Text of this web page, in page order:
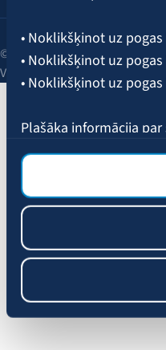
• Noklikšķinot uz
• Noklikšķinot uz
• Noklikšķinot uz
Plašāka informācija
© 2026 AAS BALTA | Skanstes
Vienotais reģ. Nr. 40003049409.